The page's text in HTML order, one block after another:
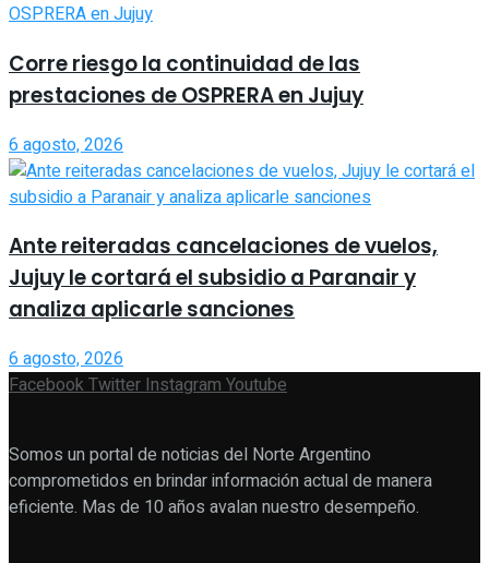
Corre riesgo la continuidad de las
prestaciones de OSPRERA en Jujuy
6 agosto, 2026
Ante reiteradas cancelaciones de vuelos,
Jujuy le cortará el subsidio a Paranair y
analiza aplicarle sanciones
6 agosto, 2026
FacebookTwitterInstagramYoutube
Somos un portal de noticias del Norte Argentino
comprometidos en brindar información actual de manera
eficiente. Mas de 10 años avalan nuestro desempeño.